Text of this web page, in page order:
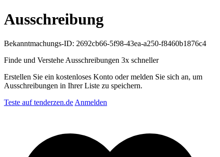
Ausschreibung
Bekanntmachungs-ID: 2692cb66-5f98-43ea-a250-f8460b1876c4
Finde und Verstehe Ausschreibungen 3x schneller
Erstellen Sie ein kostenloses Konto oder melden Sie sich an, um
Ausschreibungen in Ihrer Liste zu speichern.
Teste auf tenderzen.de Anmelden